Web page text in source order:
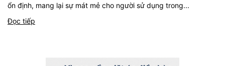
ổn định, mang lại sự mát mẻ cho người sử dụng trong...
Đọc tiếp